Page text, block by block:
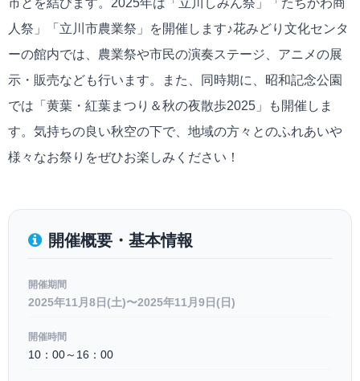
市とを結びます。2025年は「立川しみん祭」「たちかわ商
人祭」「立川市農業祭」を開催します♪花みどり文化センタ
ーの館内では、農業祭や市民の演奏ステージ、アニメの展
示・販売なども行います。また、同時期に、昭和記念公園
では「黄葉・紅葉まつり＆秋の夜散歩2025」も開催しま
す。気持ちの良い秋空の下で、地域の方々とのふれあいや
様々なお祭りをぜひお楽しみください！
開催概要・基本情報
開催期間
2025年11月8日(土)〜2025年11月9日(日)
開催時間
10：00～16：00